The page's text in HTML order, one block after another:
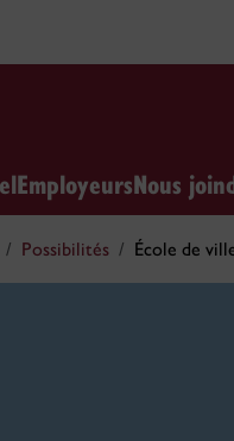
EmployeursNous
Possibilités École de